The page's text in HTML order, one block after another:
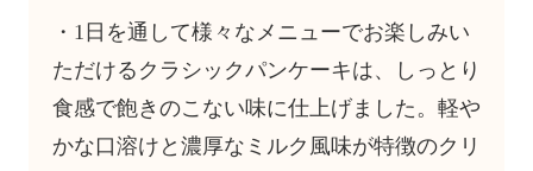
・1日を通して様々なメニューでお楽しみい
ただけるクラシックパンケーキは、しっとり
食感で飽きのこない味に仕上げました。軽や
かな口溶けと濃厚なミルク風味が特徴のクリ